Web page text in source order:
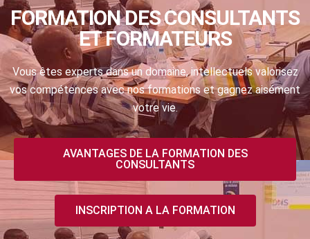
FORMATION DES CONSULTANTS
ET FORMATEURS
Vous êtes experts dans un domaine, intellectuels valorisez
vos compétences avec nos formations et gagnez aisément
votre vie.
AVANTAGES DE LA FORMATION DES
CONSULTANTS
INSCRIPTION A LA FORMATION